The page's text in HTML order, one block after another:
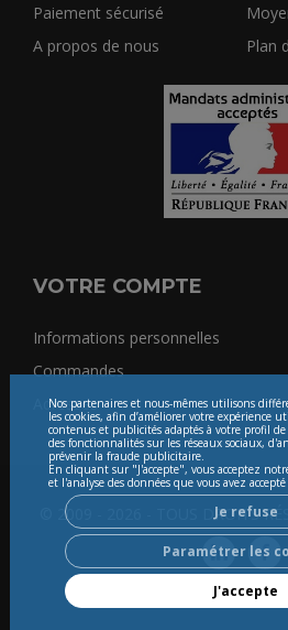
Nos partenaires et nous-mêmes utilisons
les cookies, afin d’améliorer votre expérience
contenus et publicités adaptés à votre profil
des fonctionnalités sur les réseaux sociaux,
prévenir la fraude publicitaire.
En cliquant sur "J'accepte", vous acceptez
et l'analyse des données que vous avez
Je refuse
Paramétrer les
J'accepte
Paiement sécurisé
A propos de nous
Plan
VOTRE COMPTE
Informations personnelles
Commandes
Adresses
© 2009 - 2026 - TOUS DROITS